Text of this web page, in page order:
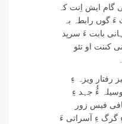
گام ایش اِنت کہ
ءَ گوں رابطہ بہ
بابت ءَ سرپد
کننت او تئو
رفتار ویزہ ءِ
ءُُ جہد ءِ
فیس زور
گرگ ءِ آسراتی ءَ